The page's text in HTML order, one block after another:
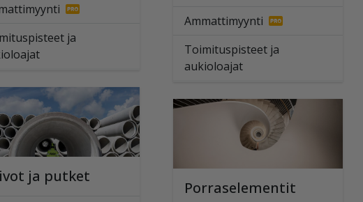
ja
ja putket
Ammattimyynti
Toimituspisteet ja
aukioloajat
Porraselementit